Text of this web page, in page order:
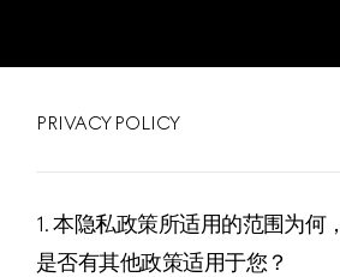
PRIVACY POLICY
1. 本隐私政策所适用的范围为何，
是否有其他政策适用于您？